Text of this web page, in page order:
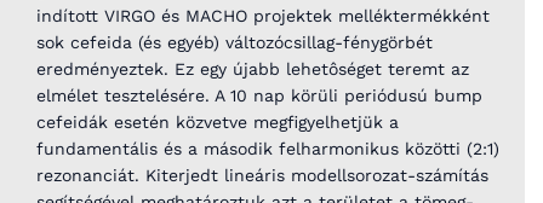
indított VIRGO és MACHO projektek melléktermékként
sok cefeida (és egyéb) változócsillag-fénygörbét
eredményeztek. Ez egy újabb lehetôséget teremt az
elmélet tesztelésére. A 10 nap körüli periódusú bump
cefeidák esetén közvetve megfigyelhetjük a
fundamentális és a második felharmonikus közötti (2:1)
rezonanciát. Kiterjedt lineáris modellsorozat-számítás